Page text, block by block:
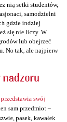
nią setki studentów,
samodzielni
gdzie indziej
się nie liczy. W
lub obejrzeć
No tak, ale najpierw
swój
sam przedmiot –
pasek, kawałek